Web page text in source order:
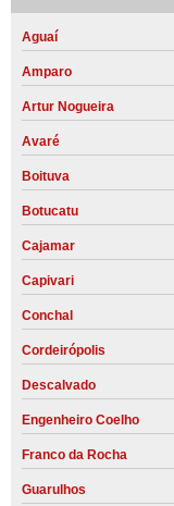
Aguaí
Amparo
Artur Nogueira
Avaré
Boituva
Botucatu
Cajamar
Capivari
Conchal
Cordeirópolis
Descalvado
Engenheiro Coelho
Franco da Rocha
Guarulhos